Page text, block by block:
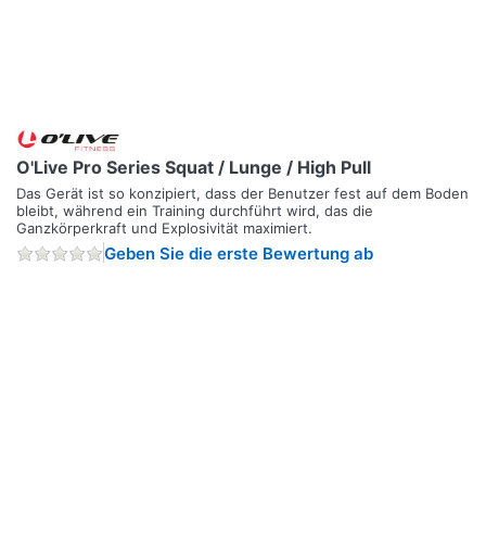
O'Live Pro Series Squat / Lunge / High Pull
Das Gerät ist so konzipiert, dass der Benutzer fest auf dem Boden
bleibt, während ein Training durchführt wird, das die
Ganzkörperkraft und Explosivität maximiert.
Geben Sie die erste Bewertung ab